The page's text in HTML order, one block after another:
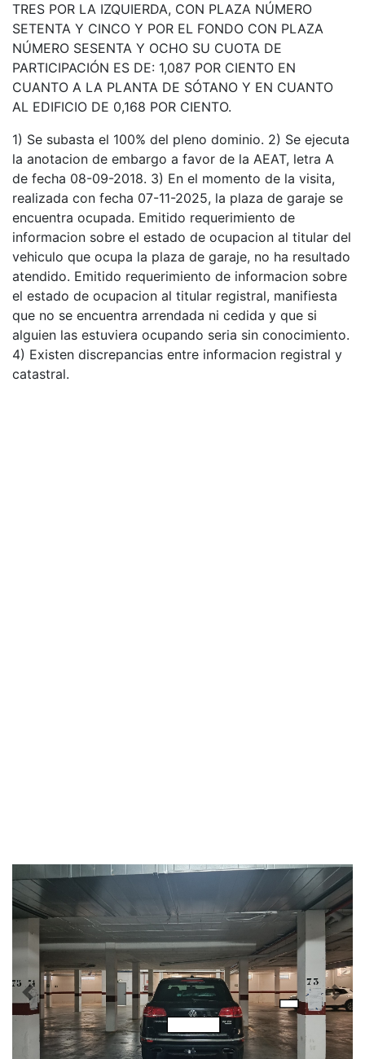
TRES POR LA IZQUIERDA, CON PLAZA NÚMERO
SETENTA Y CINCO Y POR EL FONDO CON PLAZA
NÚMERO SESENTA Y OCHO SU CUOTA DE
PARTICIPACIÓN ES DE: 1,087 POR CIENTO EN
CUANTO A LA PLANTA DE SÓTANO Y EN CUANTO
AL EDIFICIO DE 0,168 POR CIENTO.
1) Se subasta el 100% del pleno dominio. 2) Se ejecuta
la anotacion de embargo a favor de la AEAT, letra A
de fecha 08-09-2018. 3) En el momento de la visita,
realizada con fecha 07-11-2025, la plaza de garaje se
encuentra ocupada. Emitido requerimiento de
informacion sobre el estado de ocupacion al titular del
vehiculo que ocupa la plaza de garaje, no ha resultado
atendido. Emitido requerimiento de informacion sobre
el estado de ocupacion al titular registral, manifiesta
que no se encuentra arrendada ni cedida y que si
alguien las estuviera ocupando seria sin conocimiento.
4) Existen discrepancias entre informacion registral y
catastral.
Previous